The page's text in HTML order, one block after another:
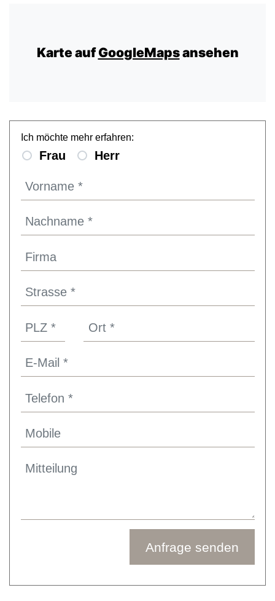
Karte aufGoogleMapsansehen
Ich möchte mehr erfahren:
Frau Herr
Anfrage senden